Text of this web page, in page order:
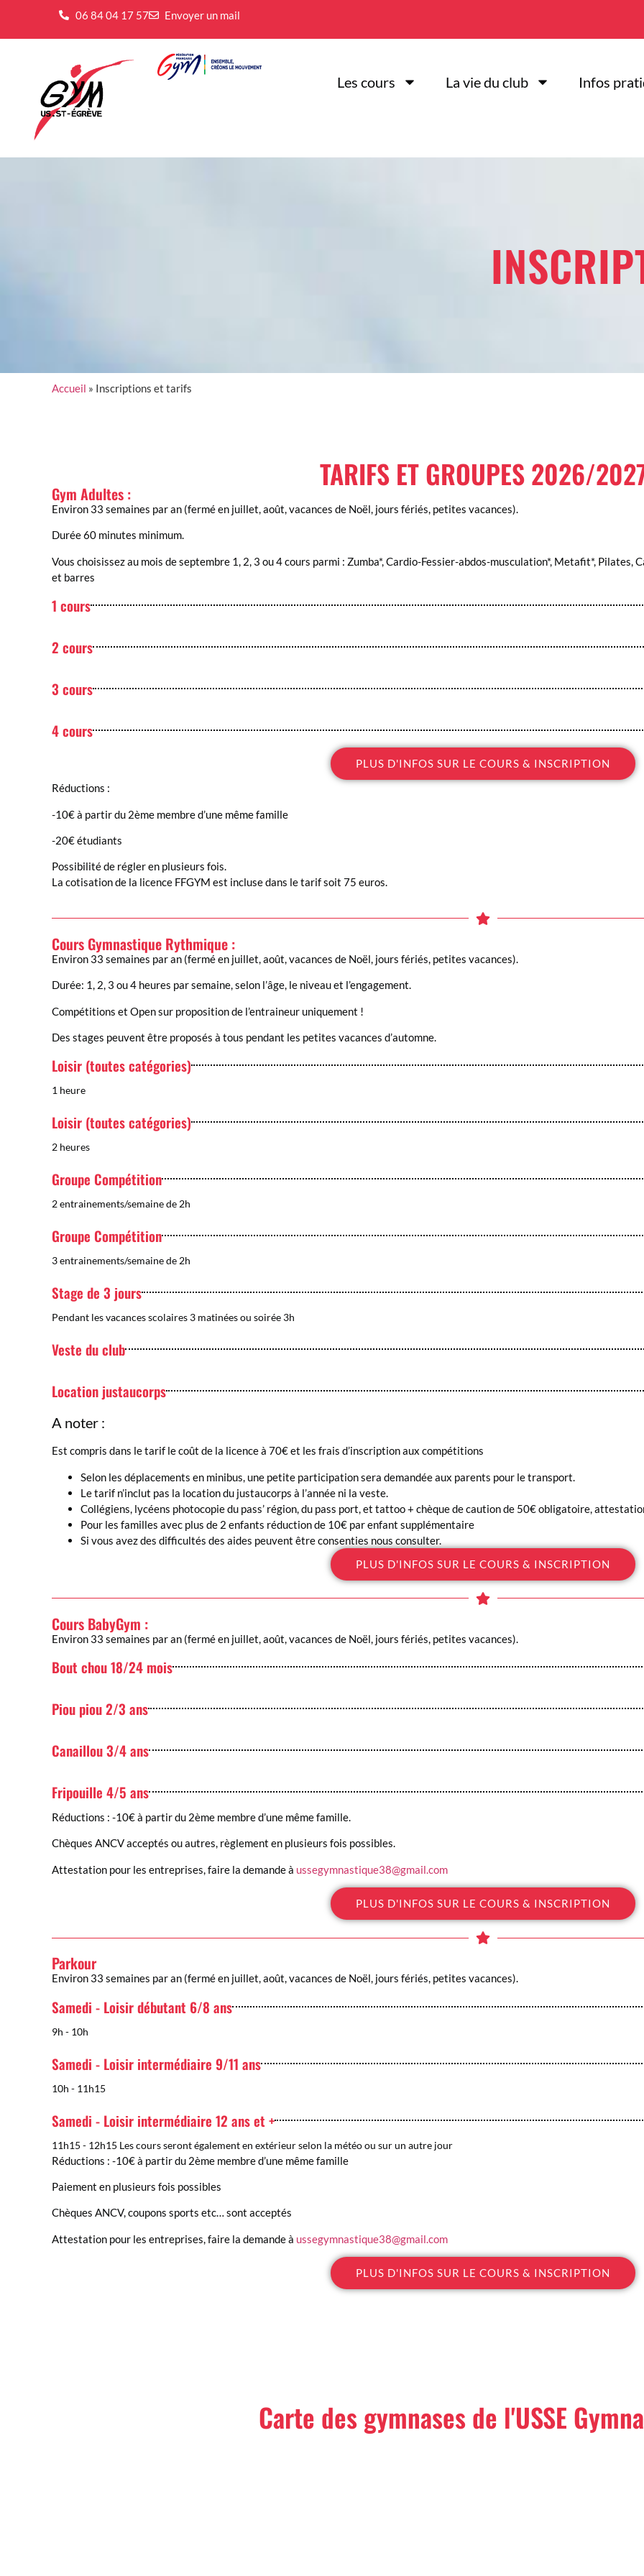
06 84 04 17 57 Envoyer un mail
Les cours La vie du club Infos
Accueil » Inscriptions et tarifs
TARIFS ET GROUPES 2026/
Gym Adultes :
Environ 33 semaines par an (fermé en juillet, août, vacances de Noël, jours fériés, petites vacances).
Durée 60 minutes minimum.
Vous choisissez au mois de septembre 1, 2, 3 ou 4 cours parmi : Zumba*, Cardio-Fessier-abdos-musculation*, Metafit*,
et barres
1 cours
2 cours
3 cours
4 cours
PLUS D'INFOS SUR LE COURS & INSCRIPTION
Réductions :
-10€ à partir du 2ème membre d’une même famille
-20€ étudiants
Possibilité de régler en plusieurs fois.
La cotisation de la licence FFGYM est incluse dans le tarif soit 75 euros.
Cours Gymnastique Rythmique :
Environ 33 semaines par an (fermé en juillet, août, vacances de Noël, jours fériés, petites vacances).
Durée: 1, 2, 3 ou 4 heures par semaine, selon l’âge, le niveau et l’engagement.
Compétitions et Open sur proposition de l’entraineur uniquement !
Des stages peuvent être proposés à tous pendant les petites vacances d’automne.
Loisir (toutes catégories)
1 heure
Loisir (toutes catégories)
2 heures
Groupe Compétition
2 entrainements/semaine de 2h
Groupe Compétition
3 entrainements/semaine de 2h
Stage de 3 jours
Pendant les vacances scolaires 3 matinées ou soirée 3h
Veste du club
Location justaucorps
A noter :
Est compris dans le tarif le coût de la licence à 70€ et les frais d’inscription aux compétitions
Selon les déplacements en minibus, une petite participation sera demandée aux parents pour le transport.
Le tarif n’inclut pas la location du justaucorps à l’année ni la veste.
Collégiens, lycéens photocopie du pass’ région, du pass port, et tattoo + chèque de caution de 50€ obligatoire,
Pour les familles avec plus de 2 enfants réduction de 10€ par enfant supplémentaire
Si vous avez des difficultés des aides peuvent être consenties nous consulter.
PLUS D'INFOS SUR LE COURS & INSCRIPTION
Cours BabyGym :
Environ 33 semaines par an (fermé en juillet, août, vacances de Noël, jours fériés, petites vacances).
Bout chou 18/24 mois
Piou piou 2/3 ans
Canaillou 3/4 ans
Fripouille 4/5 ans
Réductions : -10€ à partir du 2ème membre d’une même famille.
Chèques ANCV acceptés ou autres, règlement en plusieurs fois possibles.
Attestation pour les entreprises, faire la demande à ussegymnastique38@gmail.com
PLUS D'INFOS SUR LE COURS & INSCRIPTION
Parkour
Environ 33 semaines par an (fermé en juillet, août, vacances de Noël, jours fériés, petites vacances).
Samedi - Loisir débutant 6/8 ans
9h - 10h
Samedi - Loisir intermédiaire 9/11 ans
10h - 11h15
Samedi - Loisir intermédiaire 12 ans et +
11h15 - 12h15 Les cours seront également en extérieur selon la météo ou sur un autre jour
Réductions : -10€ à partir du 2ème membre d’une même famille
Paiement en plusieurs fois possibles
Chèques ANCV, coupons sports etc… sont acceptés
Attestation pour les entreprises, faire la demande à ussegymnastique38@gmail.com
PLUS D'INFOS SUR LE COURS & INSCRIPTION
Carte des gymnases de l'USSE